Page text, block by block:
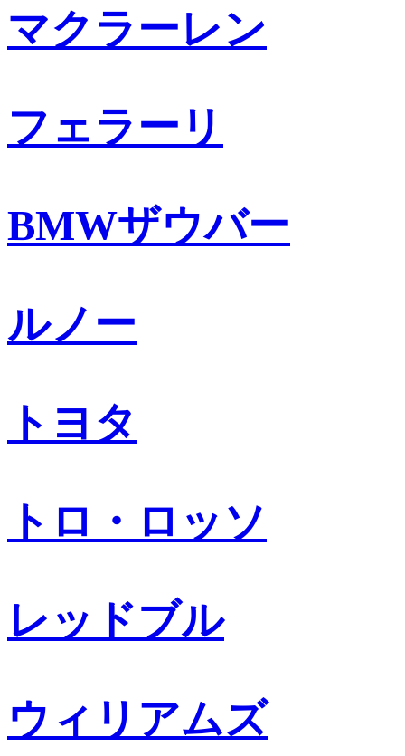
マクラーレン
フェラーリ
BMWザウバー
ルノー
トヨタ
トロ・ロッソ
レッドブル
ウィリアムズ